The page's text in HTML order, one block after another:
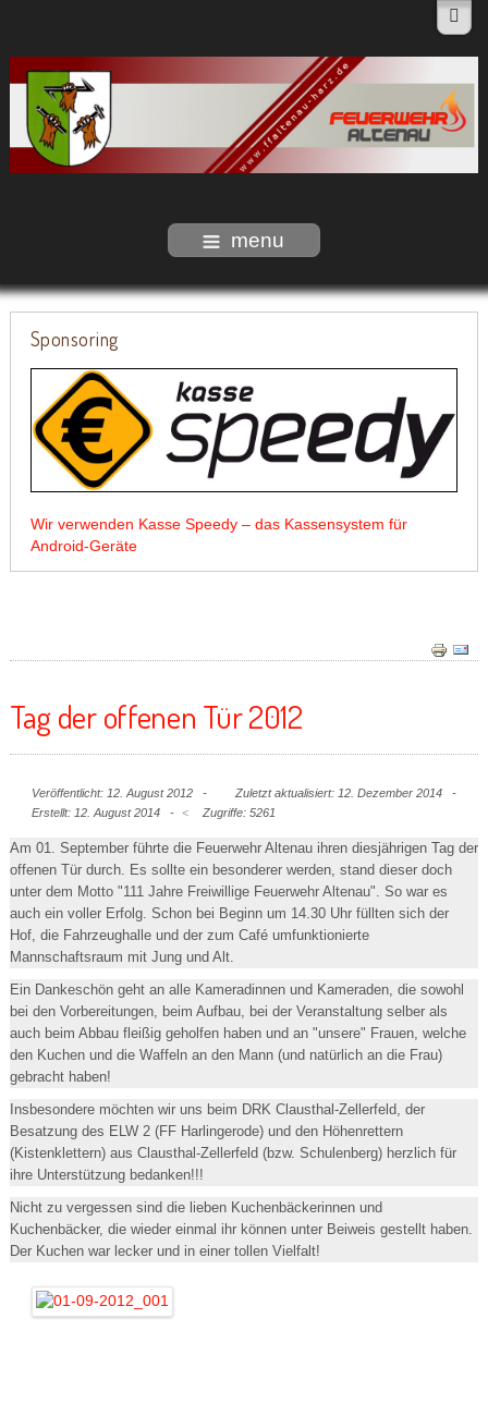
menu
Sponsoring
Wir verwenden Kasse Speedy – das Kassensystem für
Android-Geräte
Tag der offenen Tür 2012
Veröffentlicht: 12. August 2012
Zuletzt aktualisiert: 12. Dezember 2014
Erstellt: 12. August 2014
Zugriffe: 5261
Am 01. September führte die Feuerwehr Altenau ihren diesjährigen Tag der
offenen Tür durch. Es sollte ein besonderer werden, stand dieser doch
unter dem Motto "111 Jahre Freiwillige Feuerwehr Altenau". So war es
auch ein voller Erfolg. Schon bei Beginn um 14.30 Uhr füllten sich der
Hof, die Fahrzeughalle und der zum Café umfunktionierte
Mannschaftsraum mit Jung und Alt.
Ein Dankeschön geht an alle Kameradinnen und Kameraden, die sowohl
bei den Vorbereitungen, beim Aufbau, bei der Veranstaltung selber als
auch beim Abbau fleißig geholfen haben und an "unsere" Frauen, welche
den Kuchen und die Waffeln an den Mann (und natürlich an die Frau)
gebracht haben!
Insbesondere möchten wir uns beim DRK Clausthal-Zellerfeld, der
Besatzung des ELW 2 (FF Harlingerode) und den Höhenrettern
(Kistenklettern) aus Clausthal-Zellerfeld (bzw. Schulenberg) herzlich für
ihre Unterstützung bedanken!!!
Nicht zu vergessen sind die lieben Kuchenbäckerinnen und
Kuchenbäcker, die wieder einmal ihr können unter Beiweis gestellt haben.
Der Kuchen war lecker und in einer tollen Vielfalt!